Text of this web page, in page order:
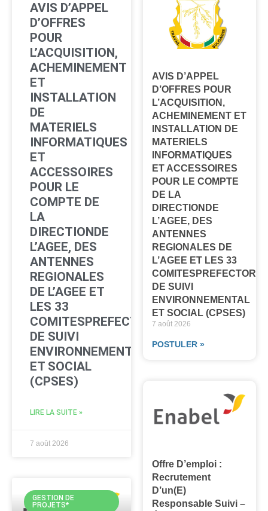
AVIS D’APPEL
D’OFFRES
POUR
L’ACQUISITION,
ACHEMINEMENT
ET
INSTALLATION
DE
MATERIELS
INFORMATIQUES
ET
ACCESSOIRES
POUR LE
COMPTE DE
LA
DIRECTIONDE
L’AGEE, DES
ANTENNES
REGIONALES
DE L’AGEE ET
LES 33
COMITESPREFECTORAUX
DE SUIVI
ENVIRONNEMENTAL
ET SOCIAL
(CPSES)
LIRE LA SUITE »
7 août 2026
GESTION DE
PROJETS*
AVIS D’APPEL
D’OFFRES POUR
L’ACQUISITION,
ACHEMINEMENT ET
INSTALLATION DE
MATERIELS
INFORMATIQUES
ET ACCESSOIRES
POUR LE COMPTE
DE LA
DIRECTIONDE
L’AGEE, DES
ANTENNES
REGIONALES DE
L’AGEE ET LES 33
DE SUIVI
ENVIRONNEMENTAL
ET SOCIAL (CPSES)
7 août 2026
POSTULER »
Offre D’emploi :
Recrutement
D’un(e)
Responsable Suivi –